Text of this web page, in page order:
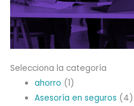
Selecciona la categoría
ahorro (1)
Asesoría en seguros (4)